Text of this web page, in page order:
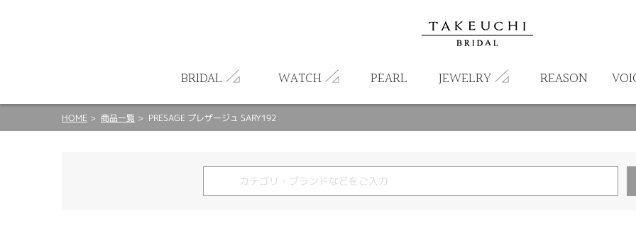
BRIDAL WATCH PEARL JEWELRY REASON
HOME 商品一覧 PRESAGE プレザージュ SARY192